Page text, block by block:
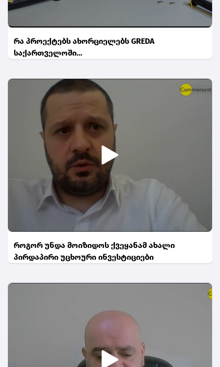
რა პროექტებს ახორციელებს GREDA
საქართველოში…
როგორ უნდა მოიზიდოს ქვეყანამ ახალი
პირდაპირი უცხოური ინვესტიციები